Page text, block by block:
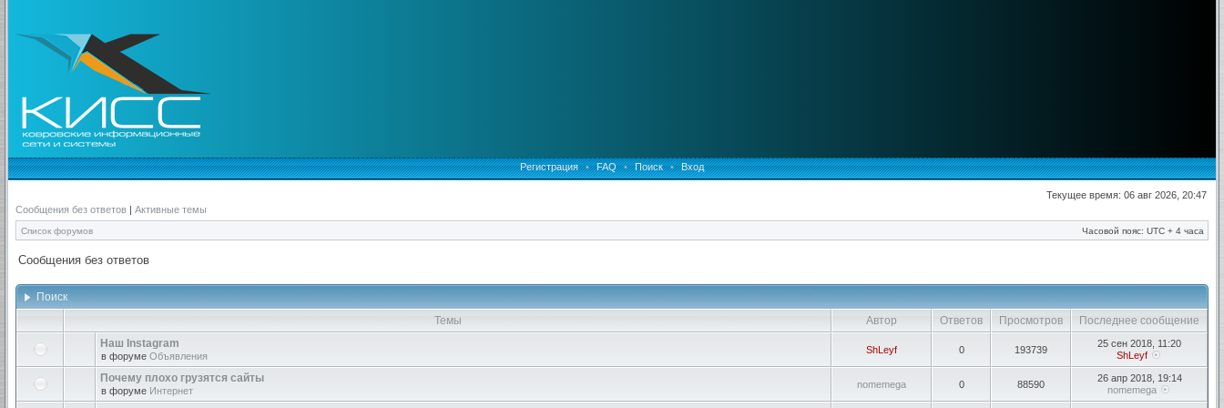
Регистрация • FAQ • Поиск • Вход
Текущее время: 06 авг 2026, 20:47
Сообщения без ответов | Активные темы
Список форумов Часовой пояс: UTC + 4 часа
Сообщения без ответов
Поиск
Темы
Автор Ответов Просмотров
Последнее сообщение
Наш Instagram
в форуме Объявления
ShLeyf 0 193739
25 сен 2018, 11:20
ShLeyf
Почему плохо грузятся сайты
в форуме Интернет
nomemega 0 88590
26 апр 2018, 19:14
nomemega